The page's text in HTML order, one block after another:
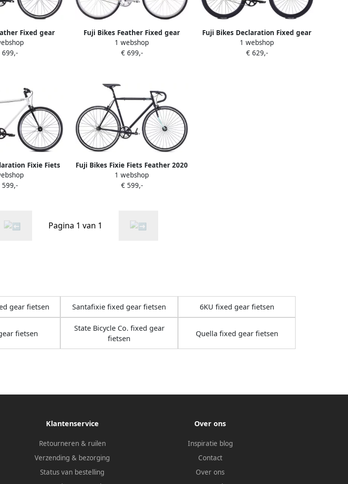
Fixed gear
fiets Pearl Sage
699,-
Fuji Bikes Feather Fixed gear
Singlespeed fiets Ivory
1 webshop
€ 699,-
Fuji Bikes Declaration Fixed gear
Singlespeed fiets Khaki Green
1 webshop
€ 629,-
Fixie Fiets
Wit
599,-
Fuji Bikes Fixie Fiets Feather 2020
Zwart
1 webshop
€ 599,-
Pagina 1 van 1
gear fietsen Santafixie fixed gear fietsen 6KU fixed gear fietsen
fietsen
State Bicycle Co. fixed gear
fietsen
Quella fixed gear fietsen
Klantenservice
Retourneren & ruilen
Verzending & bezorging
Status van bestelling
Over ons
Inspiratie blog
Contact
Over ons